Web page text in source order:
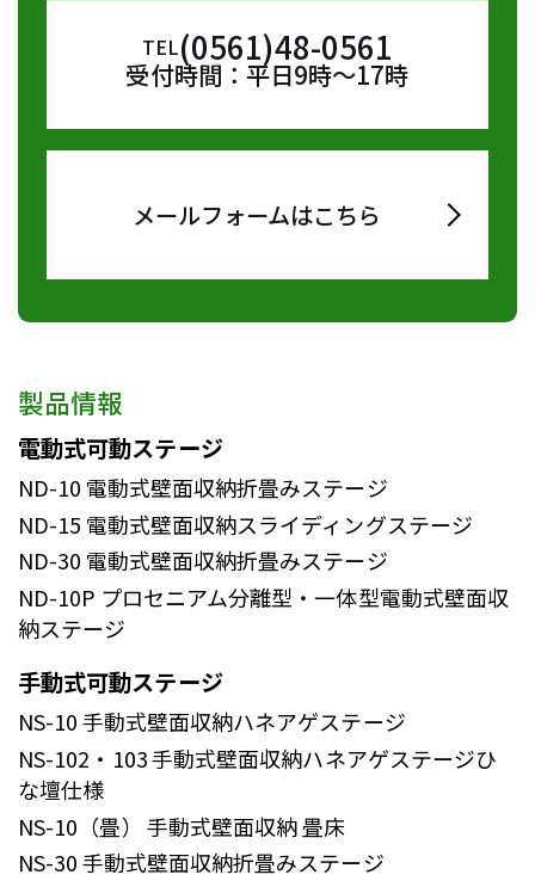
TEL(0561)48-0561
受付時間：平日9時～17時
メールフォームはこちら
製品情報
電動式可動ステージ
ND-10 電動式壁面収納折畳みステージ
ND-15 電動式壁面収納スライディングステージ
ND-30 電動式壁面収納折畳みステージ
ND-10P プロセニアム分離型・一体型電動式壁面収
納ステージ
手動式可動ステージ
NS-10手動式壁面収納ハネアゲステージ
NS-102・103手動式壁面収納ハネアゲステージひ
な壇仕様
NS-10（畳） 手動式壁面収納 畳床
NS-30手動式壁面収納折畳みステージ